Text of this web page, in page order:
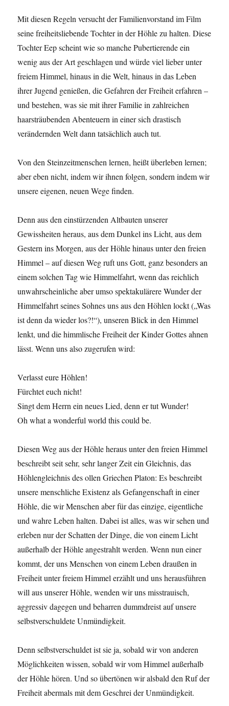
Mit diesen Regeln versucht der Familienvorstand im Film
seine freiheitsliebende Tochter in der Höhle zu halten. Diese
Tochter Eep scheint wie so manche Pubertierende ein
wenig aus der Art geschlagen und würde viel lieber unter
freiem Himmel, hinaus in die Welt, hinaus in das Leben
ihrer Jugend genießen, die Gefahren der Freiheit erfahren –
und bestehen, was sie mit ihrer Familie in zahlreichen
haarsträubenden Abenteuern in einer sich drastisch
verändernden Welt dann tatsächlich auch tut.
Von den Steinzeitmenschen lernen, heißt überleben lernen;
aber eben nicht, indem wir ihnen folgen, sondern indem wir
unsere eigenen, neuen Wege finden.
Denn aus den einstürzenden Altbauten unserer
Gewissheiten heraus, aus dem Dunkel ins Licht, aus dem
Gestern ins Morgen, aus der Höhle hinaus unter den freien
Himmel – auf diesen Weg ruft uns Gott, ganz besonders an
einem solchen Tag wie Himmelfahrt, wenn das reichlich
unwahrscheinliche aber umso spektakulärere Wunder der
Himmelfahrt seines Sohnes uns aus den Höhlen lockt („Was
ist denn da wieder los?!“), unseren Blick in den Himmel
lenkt, und die himmlische Freiheit der Kinder Gottes ahnen
lässt. Wenn uns also zugerufen wird:
Verlasst eure Höhlen!
Fürchtet euch nicht!
Singt dem Herrn ein neues Lied, denn er tut Wunder!
Oh what a wonderful world this could be.
Diesen Weg aus der Höhle heraus unter den freien Himmel
beschreibt seit sehr, sehr langer Zeit ein Gleichnis, das
Höhlengleichnis des ollen Griechen Platon: Es beschreibt
unsere menschliche Existenz als Gefangenschaft in einer
Höhle, die wir Menschen aber für das einzige, eigentliche
und wahre Leben halten. Dabei ist alles, was wir sehen und
erleben nur der Schatten der Dinge, die von einem Licht
außerhalb der Höhle angestrahlt werden. Wenn nun einer
kommt, der uns Menschen von einem Leben draußen in
Freiheit unter freiem Himmel erzählt und uns herausführen
will aus unserer Höhle, wenden wir uns misstrauisch,
aggressiv dagegen und beharren dummdreist auf unsere
selbstverschuldete Unmündigkeit.
Denn selbstverschuldet ist sie ja, sobald wir von anderen
Möglichkeiten wissen, sobald wir vom Himmel außerhalb
der Höhle hören. Und so übertönen wir alsbald den Ruf der
Freiheit abermals mit dem Geschrei der Unmündigkeit.